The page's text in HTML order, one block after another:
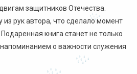
защитников Отечества.
из рук автора, что сделало момент
книга станет не только
о важности служения